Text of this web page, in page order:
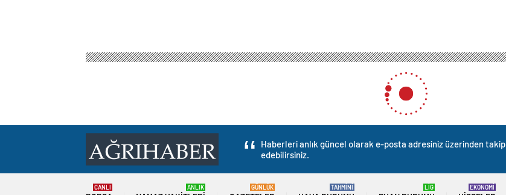
Haberleri anlık güncel olarak e-posta adresiniz üzerinden takip
edebilirsiniz.
CANLI ANLIK GÜNLÜK TAHMİNİ LİG EKONOMİ